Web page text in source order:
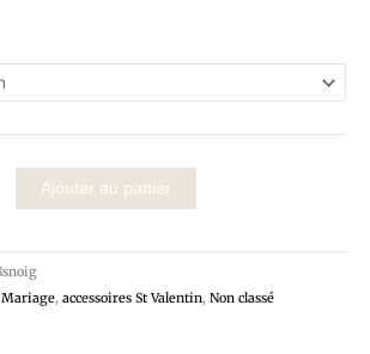
5,16 €
7,86 €
Ajouter au panier
Mariage, accessoires St Valentin, Non classé